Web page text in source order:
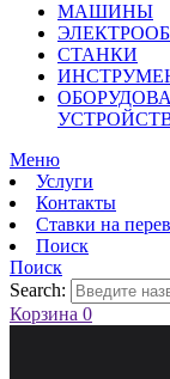
МАШИНЫ
СТАНКИ
Меню
Услуги
Контакты
Ставки на
Поиск
Поиск
Search:
Корзина 0